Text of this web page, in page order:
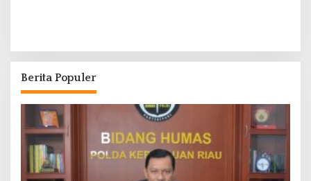
Berita Populer